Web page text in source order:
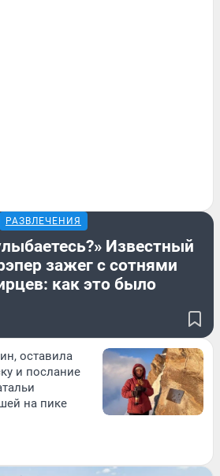
РАЗВЛЕЧЕНИЯ
Известный
зажег с сотнями
как это было
оставила
и послание
на пике